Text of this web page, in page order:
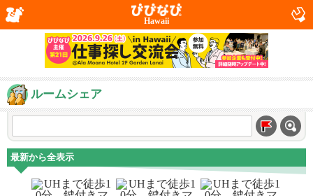
Hawaii
ルームシェア
最新から全表示